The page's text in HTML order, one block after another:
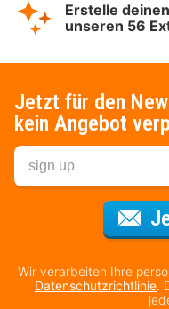
Erstelle
unseren 56
Jetzt für den
kein Angebot
Wir verarbeiten Ihre
Datenschutzrichtlinie.